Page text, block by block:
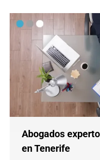
Abogados
en Tenerife